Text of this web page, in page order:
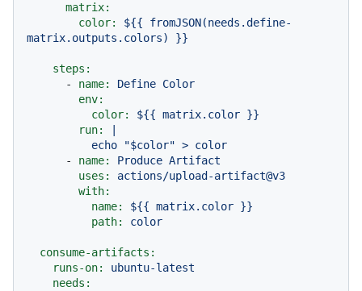
matrix:
color:
${{
fromJSON(needs.define-
matrix.outputs.colors)
}}
steps:
-
name: Define Color
env:
color:
${{ matrix.color }}
run:
-
name: Produce Artifact
uses:
actions/upload-artifact@v3
with:
name:
${{ matrix.color }}
path:
color
consume-artifacts:
runs-on:
ubuntu-latest
needs: